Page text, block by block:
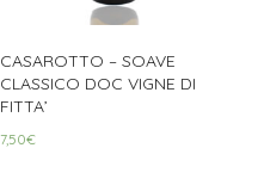
CASAROTTO – SOAVE
CLASSICO DOC VIGNE DI
FITTA’
7,50€